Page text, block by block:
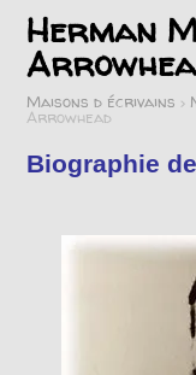
Herman
Maisons d écrivains >
Arrowhead
Biographie